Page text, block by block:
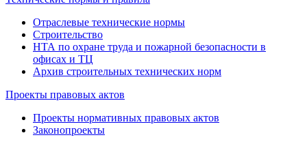
Отраслевые технические нормы
Строительство
НТА по охране труда и пожарной безопасности в
офисах и ТЦ
Архив строительных технических норм
Проекты правовых актов
Проекты нормативных правовых актов
Законопроекты